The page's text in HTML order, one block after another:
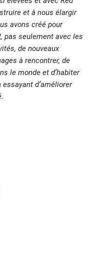
et à nous élargir
avons créé pour
pas seulement avec les
de nouveaux
à rencontrer, de
le monde et d’habiter
d’améliorer